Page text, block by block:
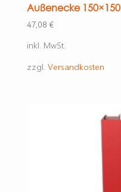
Außenecke 150×150
47,08 €
inkl. MwSt.
zzgl. Versandkosten